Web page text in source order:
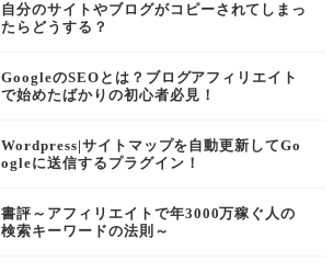
自分のサイトやブログがコピーされてしまっ
たらどうする？
GoogleのSEOとは？ブログアフィリエイト
で始めたばかりの初心者必見！
Wordpress|サイトマップを自動更新してGo
ogleに送信するプラグイン！
書評～アフィリエイトで年3000万稼ぐ人の
検索キーワードの法則～